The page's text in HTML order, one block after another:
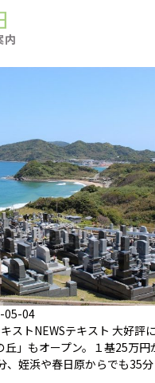
内
05-04
ストNEWSテキスト 大好評
丘」もオープン。１基25万
、姪浜や春日原からでも35